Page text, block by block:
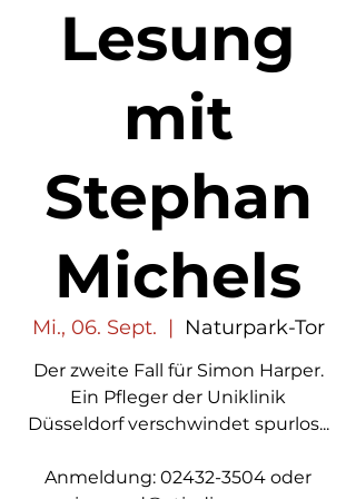
Lesung
mit
Stephan
Michels
Mi., 06. Sept.
  |
Naturpark-Tor
Der zweite Fall für Simon Harper.
Ein Pfleger der Uniklinik
Düsseldorf verschwindet spurlos...
Anmeldung: 02432-3504 oder